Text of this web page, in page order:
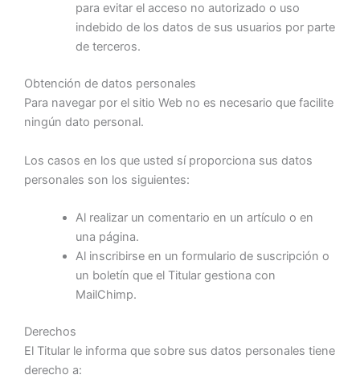
para evitar el acceso no autorizado o uso
indebido de los datos de sus usuarios por parte
de terceros.
Obtención de datos personales
Para navegar por el sitio Web no es necesario que facilite
ningún dato personal.
Los casos en los que usted sí proporciona sus datos
personales son los siguientes:
Al realizar un comentario en un artículo o en
una página.
Al inscribirse en un formulario de suscripción o
un boletín que el Titular gestiona con
MailChimp.
Derechos
El Titular le informa que sobre sus datos personales tiene
derecho a: